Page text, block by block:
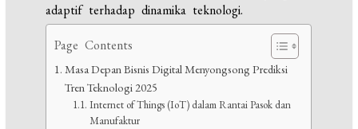
adaptif terhadap dinamika teknologi.
Page Contents
Masa Depan Bisnis Digital Menyongsong Prediksi
Tren Teknologi 2025
Internet of Things (IoT) dalam Rantai Pasok dan
Manufaktur